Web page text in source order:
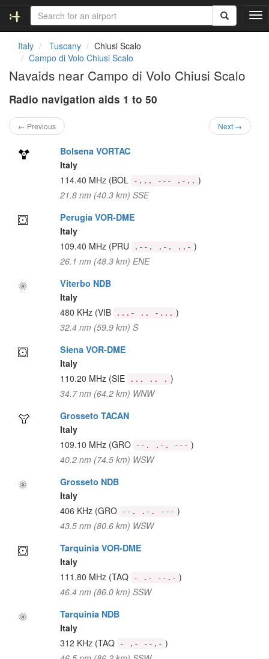
T
o
Italy Tuscany
Chiusi Scalo
Campo di Volo Chiusi Scalo
Navaids near Campo di Volo Chiusi Scalo
Radio navigation aids 1 to 50
← Previous Next →
Bolsena VORTAC
Italy
114.40 MHz (BOL -... --- .-.. )
21.8 nm (40.3 km) SSE
Perugia VOR-DME
Italy
109.40 MHz (PRU .--. .-. ..- )
26.1 nm (48.3 km) ENE
Viterbo NDB
Italy
480 KHz (VIB ...- .. -... )
32.4 nm (59.9 km) S
Siena VOR-DME
Italy
110.20 MHz (SIE ... .. . )
34.7 nm (64.2 km) WNW
Grosseto TACAN
Italy
109.10 MHz (GRO --. .-. --- )
40.2 nm (74.5 km) WSW
Grosseto NDB
Italy
406 KHz (GRO --. .-. --- )
43.5 nm (80.6 km) WSW
Tarquinia VOR-DME
Italy
111.80 MHz (TAQ - .- --.- )
46.4 nm (86.0 km) SSW
Tarquinia NDB
Italy
312 KHz (TAQ - .- --.- )